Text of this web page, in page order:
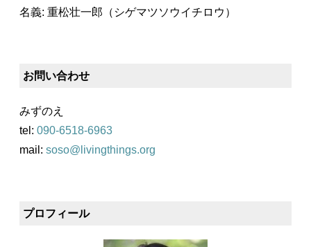
名義: 重松壮一郎（シゲマツソウイチロウ）
お問い合わせ
みずのえ
tel: 090-6518-6963
mail: soso@livingthings.org
プロフィール